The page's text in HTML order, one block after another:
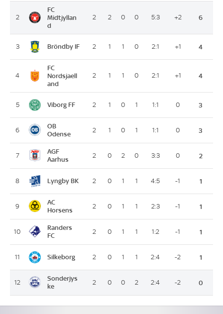
2
FC
Midtjyllan
d
2 2 0 0 5:3 +2 6
3 Bröndby IF 2 1 1 0 2:1 +1 4
4
FC
Nordsjaell
and
2 1 1 0 2:1 +1 4
5 Viborg FF 2 1 0 1 1:1 0 3
6
OB
Odense
2 1 0 1 1:1 0 3
7
AGF
Aarhus
2 0 2 0 3:3 0 2
8 Lyngby BK 2 0 1 1 4:5 -1 1
9
AC
Horsens
2 0 1 1 2:3 -1 1
10
Randers
FC
2 0 1 1 1:2 -1 1
11 Silkeborg 2 0 1 1 2:4 -2 1
12
Sonderjys
ke
2 0 0 2 2:4 -2 0